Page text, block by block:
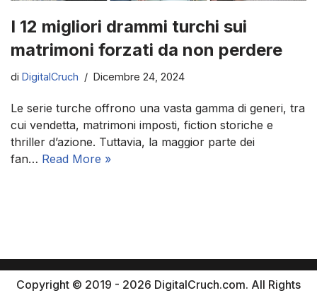
I 12 migliori drammi turchi sui
matrimoni forzati da non perdere
di DigitalCruch Dicembre 24, 2024
Le serie turche offrono una vasta gamma di generi, tra
cui vendetta, matrimoni imposti, fiction storiche e
thriller d’azione. Tuttavia, la maggior parte dei
fan… Read More »
Copyright © 2019 - 2026 DigitalCruch.com. All Rights